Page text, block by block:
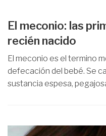
El meconio: las
recién nacido
El meconio es el termino
defecación del bebé. Se
sustancia espesa,